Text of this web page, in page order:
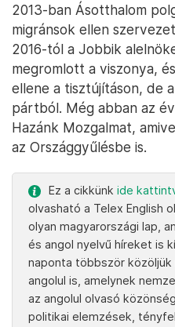
2013-ban Ásotthalom
migránsok ellen
2016-tól a Jobbik
megromlott a viszonya,
ellene a tisztújításon, de
pártból. Még abban az
Hazánk Mozgalmat,
az Országgyűlésbe is.
Ez a cikkünk ide
olvasható a Telex English
olyan magyarországi lap,
és angol nyelvű híreket is
naponta többször közöljük
angolul is, amelynek
az angolul olvasó
politikai elemzések,